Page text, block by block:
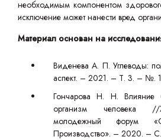
необходимым компонентом
исключение может нанести вред
Материал основан на
Виденева А. П. Углеводы:
аспект. – 2021. – Т. 3. – №.
Гончарова Н. Н. Влияние
организм человека //
молодежный форум
Производство». – 2020. –